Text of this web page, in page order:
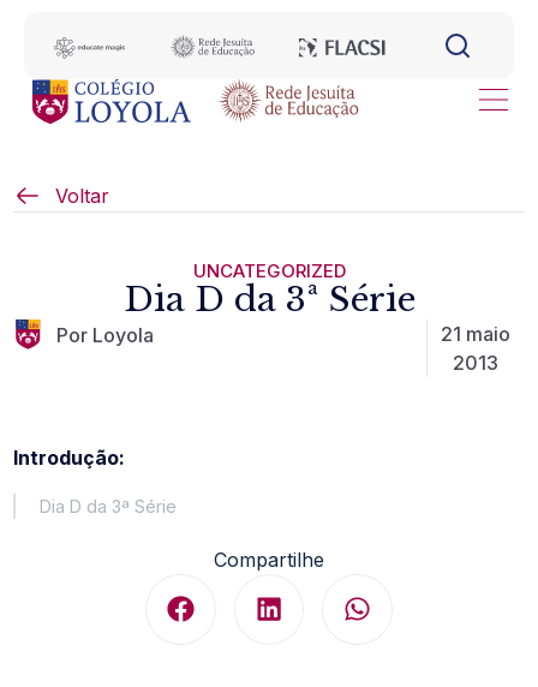
Voltar
UNCATEGORIZED
Dia D da 3ª Série
Por Loyola
21 maio
2013
Introdução:
Dia D da 3ª Série
Compartilhe